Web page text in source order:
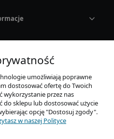
Sp. z o. o.
umożliwiają poprawne
dostosować ofertę do Twoich
wykorzystanie przez nas
do sklepu lub dostosować użycie
opcję "Dostosuj zgody".
w naszej Polityce